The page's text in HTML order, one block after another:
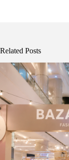
Related Posts